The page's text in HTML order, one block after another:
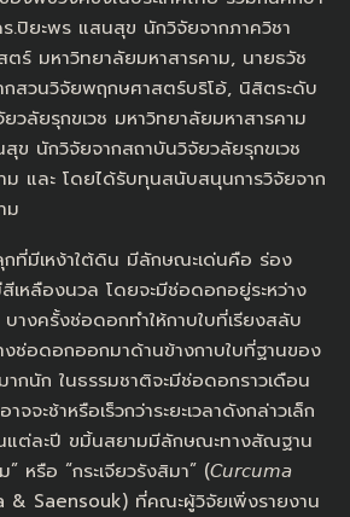
.ปิยะพร แสนสุข นักวิจัยจากภาควิชา
ร์ มหาวิทยาลัยมหาสารคาม, นายธวัช
สวนวิจัยพฤกษศาสตร์บริโอ้, นิสิตระดับ
ลัยรุกขเวช มหาวิทยาลัยมหาสารคาม
ข นักวิจัยจากสถาบันวิจัยวลัยรุกขเวช
ม และ โดยได้รับทุนสนับสนุนการวิจัยจาก
ม
ที่มีเหง้าใต้ดิน มีลักษณะเด่นคือ ร่อง
หลืองนวล โดยจะมีช่อดอกอยู่ระหว่าง
างครั้งช่อดอกทำให้กาบใบที่เรียงสลับ
ช่อดอกออกมาด้านข้างกาบใบที่ฐานของ
กนัก ในธรรมชาติจะมีช่อดอกราวเดือน
จะช้าหรือเร็วกว่าระยะเวลาดังกล่าวเล็ก
แต่ละปี ขมิ้นสยามมีลักษณะทางสัณฐาน
หรือ “กระเจียวรังสิมา” (𝘊𝘶𝘳𝘤𝘶𝘮𝘢
& Saensouk) ที่คณะผู้วิจัยเพิ่งรายงาน